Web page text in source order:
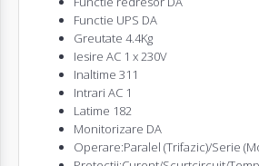
Functie UPS DA
Greutate 4.4Kg
Iesire AC 1 x 230V
Inaltime 311
Intrari AC 1
Latime 182
Monitorizare DA
Operare:Paralel (Trifazic)/Serie